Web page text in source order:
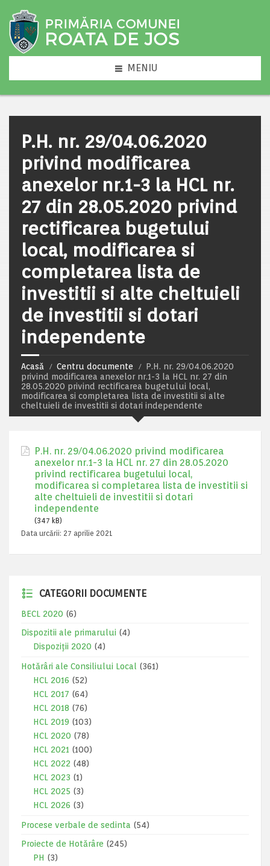
MENIU
P.H. nr. 29/04.06.2020
privind modificarea
anexelor nr.1-3 la HCL nr.
27 din 28.05.2020 privind
rectificarea bugetului
local, modificarea si
completarea lista de
investitii si alte cheltuieli
de investitii si dotari
independente
Acasă Centru documente
P.H. nr. 29/04.06.2020
privind modificarea anexelor nr.1-3 la HCL nr. 27 din
28.05.2020 privind rectificarea bugetului local,
modificarea si completarea lista de investitii si alte
cheltuieli de investitii si dotari independente
P.H. nr. 29/04.06.2020 privind modificarea
anexelor nr.1-3 la HCL nr. 27 din 28.05.2020
privind rectificarea bugetului local,
modificarea si completarea lista de investitii si
alte cheltuieli de investitii si dotari
independente
(347 kB)
Data urcării: 27 aprilie 2021
CATEGORII DOCUMENTE
BECL 2020 (6)
Dispozitii ale primarului (4)
Dispoziții 2020 (4)
Hotărâri ale Consiliului Local
(361)
HCL 2016 (52)
HCL 2017 (64)
HCL 2018 (76)
HCL 2019 (103)
HCL 2020 (78)
HCL 2021 (100)
HCL 2022 (48)
HCL 2023 (1)
HCL 2025 (3)
HCL 2026 (3)
Procese verbale de sedinta (54)
Proiecte de Hotărâre (245)
PH (3)